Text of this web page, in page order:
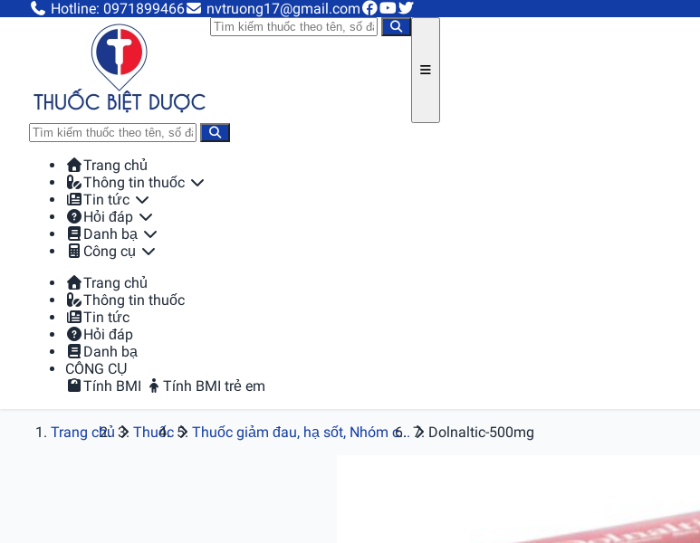
Hotline: 0971899466 nvtruong17@gmail.com
Trang chủ
Thông tin thuốc
Tin tức
Hỏi đáp
Danh bạ
Công cụ
Trang chủ
Thông tin thuốc
Tin tức
Hỏi đáp
Danh bạ
CÔNG CỤ
Tính BMI
Tính BMI trẻ em
Trang chủ Thuốc Thuốc giảm đau, hạ sốt, Nhóm c... Dolnaltic-500mg